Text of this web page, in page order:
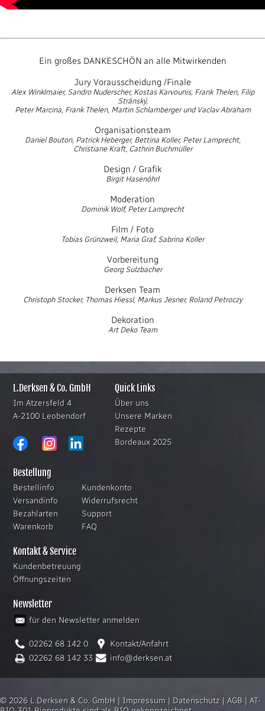
Ein großes DANKESCHÖN an alle Mitwirkenden
Jury Vorausscheidung /Finale
Alex Winklmaier, Sandro Nuderscher, Kostas Karvounis, Frank Thelen, Filip
Stránský,
Peter Marcina, Frank Thelen, Martin Schlamberger und Vaclav Abraham
Organisationsteam
Daniel Bouton, Patrick Heberger, Bettina Koller, Peter Lamprecht,
Christiane Kraft, Cathrin Buchmüller
Design / Grafik
Birgit Hasenöhrl
Moderation
Dominik Wolf, Peter Lamprecht
Film / Foto
Tobias Grünzweil, Maria Graf, Sabrina Koller
Vorbereitung
Georg Sulzbacher
Derksen Team
Christoph Stocker, Thomas Hiessl, Markus Jesner, Roland Petroczy
Dekoration
Art Deko Team
L.Derksen & Co. GmbH
Im Atzersfeld 4
A-2100 Leobendorf
Quick Links
Über uns
Unsere Marken
Rezepte
Bordeaux 2025
Bestellung
Bestellinfo
Versandinfo
Bezahlarten
Warenkorb
Kundenkonto
Widerrufsrecht
Support
FAQ
Kontakt & Service
Kundenbetreuung
Öffnungszeiten
Newsletter
für den Newsletter anmelden
02262 68 142 0
Kontakt/Anfahrt
02262 68 142 33
info@derksen.at
© 2026 L.Derksen & Co. GmbH | Impressum | Datenschutz | AGB | AT-